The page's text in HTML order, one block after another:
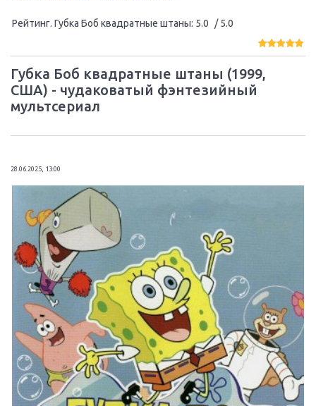
Рейтинг. Губка Боб квадратные штаны: 5.0 / 5.0
Губка Боб квадратные штаны (1999,
США) - чудаковатый фэнтезийный
мультсериал
28.06.2025, 13:00